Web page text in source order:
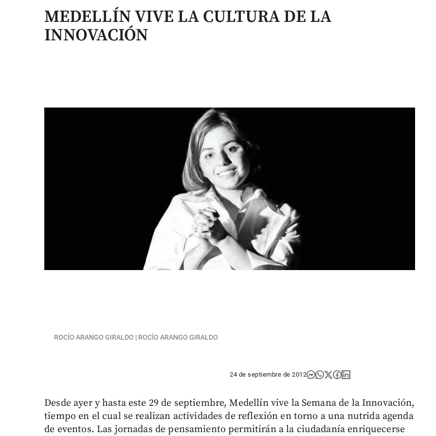
MEDELLÍN VIVE LA CULTURA DE LA
INNOVACIÓN
ROCÍO ARANGO GIRALDO | ROCÍO ARANGO GIRALDO
24 de septiembre de 2012
Desde ayer y hasta este 29 de septiembre, Medellín vive la Semana de la Innovación,
tiempo en el cual se realizan actividades de reflexión en torno a una nutrida agenda
de eventos. Las jornadas de pensamiento permitirán a la ciudadanía enriquecerse